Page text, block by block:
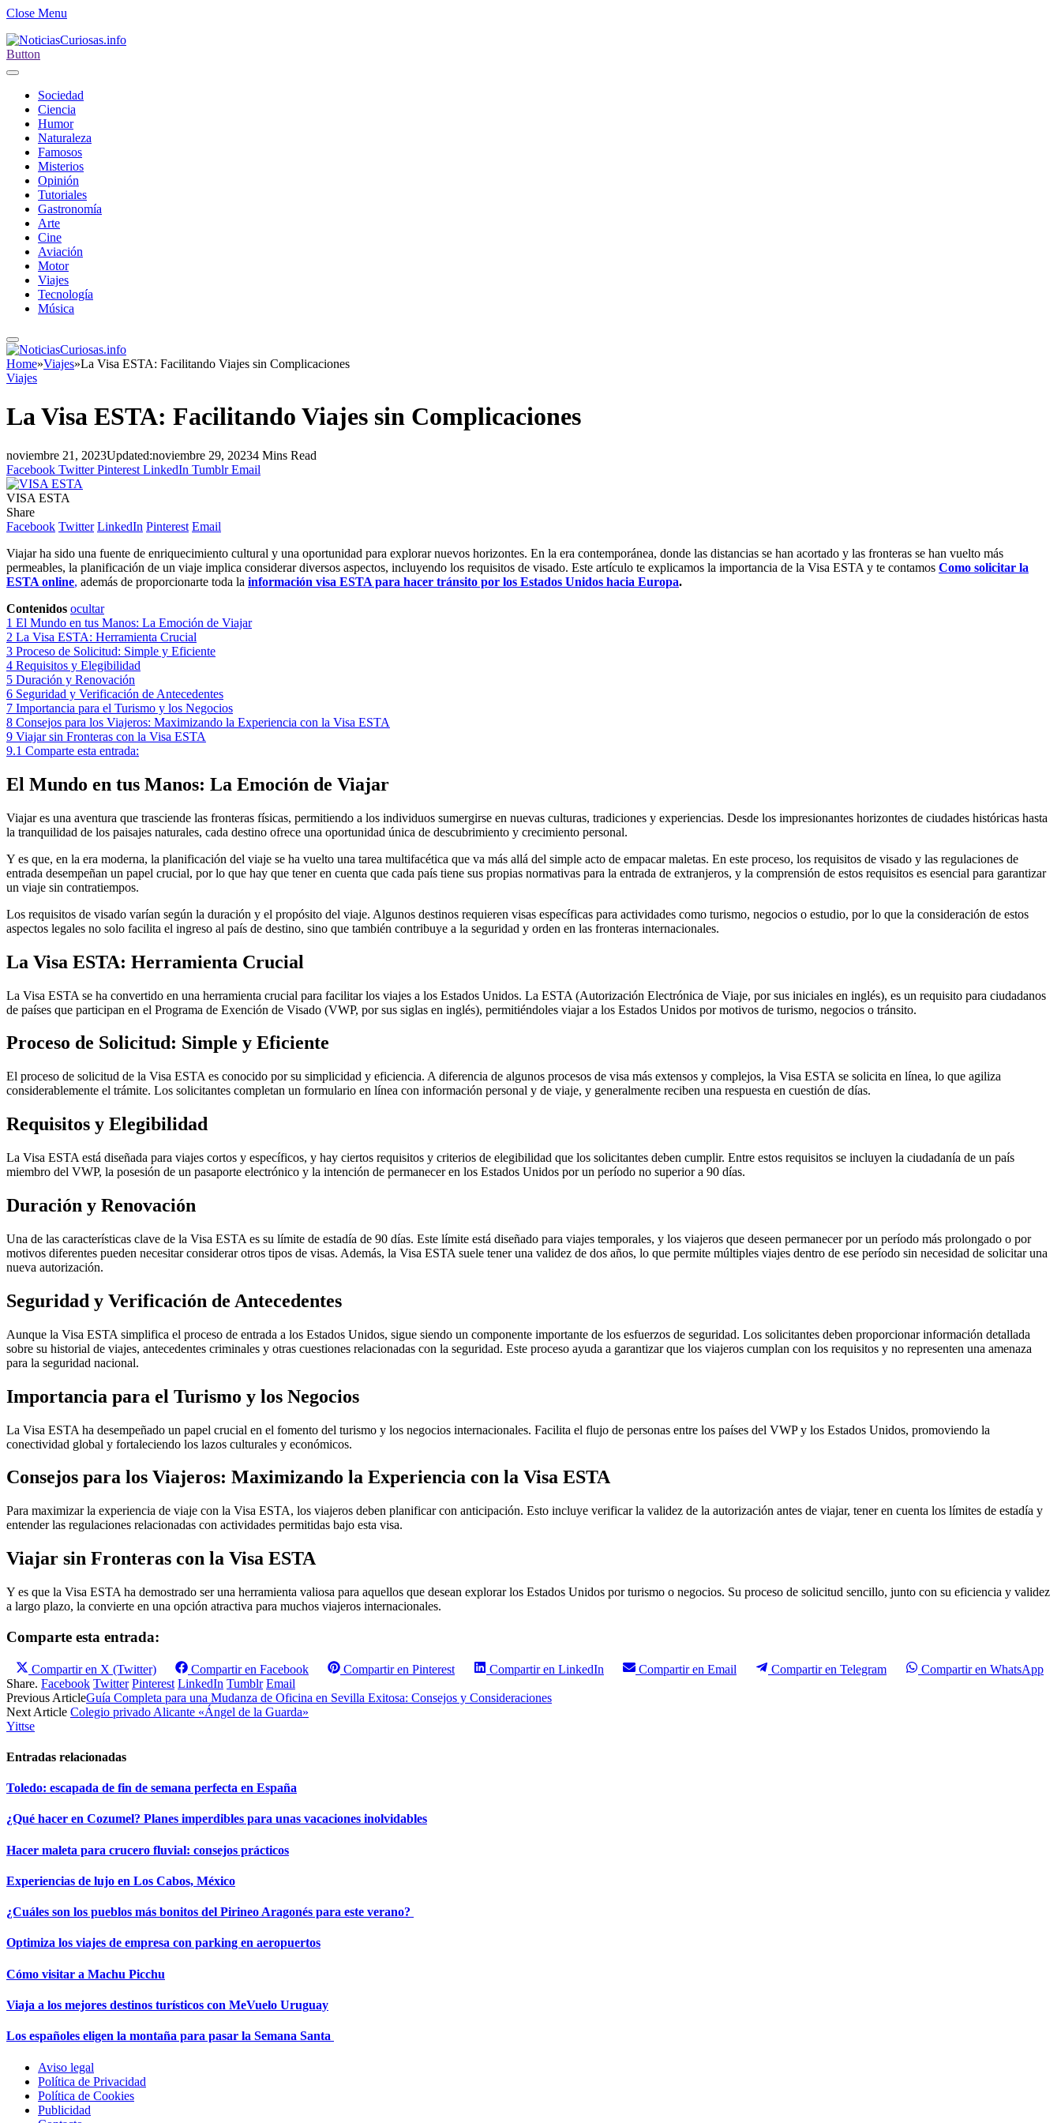
Close Menu
Button
Sociedad
Ciencia
Humor
Naturaleza
Famosos
Misterios
Opinión
Tutoriales
Gastronomía
Arte
Cine
Aviación
Motor
Viajes
Tecnología
Música
Home»Viajes»La Visa ESTA: Facilitando Viajes sin Complicaciones
Viajes
La Visa ESTA: Facilitando Viajes sin Complicaciones
noviembre 21, 2023Updated:noviembre 29, 20234 Mins Read
Facebook Twitter Pinterest LinkedIn Tumblr Email
VISA ESTA
Share
Facebook Twitter LinkedIn Pinterest Email
Viajar ha sido una fuente de enriquecimiento cultural y una oportunidad para explorar nuevos horizontes. En la era contemporánea, donde las distancias se han acortado y las fronteras se han vuelto más
permeables, la planificación de un viaje implica considerar diversos aspectos, incluyendo los requisitos de visado. Este artículo te explicamos la importancia de la Visa ESTA y te contamos Como solicitar la
ESTA online, además de proporcionarte toda la información visa ESTA para hacer tránsito por los Estados Unidos hacia Europa.
Contenidos ocultar
1 El Mundo en tus Manos: La Emoción de Viajar
2 La Visa ESTA: Herramienta Crucial
3 Proceso de Solicitud: Simple y Eficiente
4 Requisitos y Elegibilidad
5 Duración y Renovación
6 Seguridad y Verificación de Antecedentes
7 Importancia para el Turismo y los Negocios
8 Consejos para los Viajeros: Maximizando la Experiencia con la Visa ESTA
9 Viajar sin Fronteras con la Visa ESTA
9.1 Comparte esta entrada:
El Mundo en tus Manos: La Emoción de Viajar
Viajar es una aventura que trasciende las fronteras físicas, permitiendo a los individuos sumergirse en nuevas culturas, tradiciones y experiencias. Desde los impresionantes horizontes de ciudades históricas hasta
la tranquilidad de los paisajes naturales, cada destino ofrece una oportunidad única de descubrimiento y crecimiento personal.
Y es que, en la era moderna, la planificación del viaje se ha vuelto una tarea multifacética que va más allá del simple acto de empacar maletas. En este proceso, los requisitos de visado y las regulaciones de
entrada desempeñan un papel crucial, por lo que hay que tener en cuenta que cada país tiene sus propias normativas para la entrada de extranjeros, y la comprensión de estos requisitos es esencial para garantizar
un viaje sin contratiempos.
Los requisitos de visado varían según la duración y el propósito del viaje. Algunos destinos requieren visas específicas para actividades como turismo, negocios o estudio, por lo que la consideración de estos
aspectos legales no solo facilita el ingreso al país de destino, sino que también contribuye a la seguridad y orden en las fronteras internacionales.
La Visa ESTA: Herramienta Crucial
La Visa ESTA se ha convertido en una herramienta crucial para facilitar los viajes a los Estados Unidos. La ESTA (Autorización Electrónica de Viaje, por sus iniciales en inglés), es un requisito para ciudadanos
de países que participan en el Programa de Exención de Visado (VWP, por sus siglas en inglés), permitiéndoles viajar a los Estados Unidos por motivos de turismo, negocios o tránsito.
Proceso de Solicitud: Simple y Eficiente
El proceso de solicitud de la Visa ESTA es conocido por su simplicidad y eficiencia. A diferencia de algunos procesos de visa más extensos y complejos, la Visa ESTA se solicita en línea, lo que agiliza
considerablemente el trámite. Los solicitantes completan un formulario en línea con información personal y de viaje, y generalmente reciben una respuesta en cuestión de días.
Requisitos y Elegibilidad
La Visa ESTA está diseñada para viajes cortos y específicos, y hay ciertos requisitos y criterios de elegibilidad que los solicitantes deben cumplir. Entre estos requisitos se incluyen la ciudadanía de un país
miembro del VWP, la posesión de un pasaporte electrónico y la intención de permanecer en los Estados Unidos por un período no superior a 90 días.
Duración y Renovación
Una de las características clave de la Visa ESTA es su límite de estadía de 90 días. Este límite está diseñado para viajes temporales, y los viajeros que deseen permanecer por un período más prolongado o por
motivos diferentes pueden necesitar considerar otros tipos de visas. Además, la Visa ESTA suele tener una validez de dos años, lo que permite múltiples viajes dentro de ese período sin necesidad de solicitar una
nueva autorización.
Seguridad y Verificación de Antecedentes
Aunque la Visa ESTA simplifica el proceso de entrada a los Estados Unidos, sigue siendo un componente importante de los esfuerzos de seguridad. Los solicitantes deben proporcionar información detallada
sobre su historial de viajes, antecedentes criminales y otras cuestiones relacionadas con la seguridad. Este proceso ayuda a garantizar que los viajeros cumplan con los requisitos y no representen una amenaza
para la seguridad nacional.
Importancia para el Turismo y los Negocios
La Visa ESTA ha desempeñado un papel crucial en el fomento del turismo y los negocios internacionales. Facilita el flujo de personas entre los países del VWP y los Estados Unidos, promoviendo la
conectividad global y fortaleciendo los lazos culturales y económicos.
Consejos para los Viajeros: Maximizando la Experiencia con la Visa ESTA
Para maximizar la experiencia de viaje con la Visa ESTA, los viajeros deben planificar con anticipación. Esto incluye verificar la validez de la autorización antes de viajar, tener en cuenta los límites de estadía y
entender las regulaciones relacionadas con actividades permitidas bajo esta visa.
Viajar sin Fronteras con la Visa ESTA
Y es que la Visa ESTA ha demostrado ser una herramienta valiosa para aquellos que desean explorar los Estados Unidos por turismo o negocios. Su proceso de solicitud sencillo, junto con su eficiencia y validez
a largo plazo, la convierte en una opción atractiva para muchos viajeros internacionales.
Comparte esta entrada:
Compartir en X (Twitter) Compartir en Facebook Compartir en Pinterest Compartir en LinkedIn Compartir en Email Compartir en Telegram Compartir en WhatsApp
Share. Facebook Twitter Pinterest LinkedIn Tumblr Email
Previous ArticleGuía Completa para una Mudanza de Oficina en Sevilla Exitosa: Consejos y Consideraciones
Next Article Colegio privado Alicante «Ángel de la Guarda»
Yittse
Entradas relacionadas
Toledo: escapada de fin de semana perfecta en España
¿Qué hacer en Cozumel? Planes imperdibles para unas vacaciones inolvidables
Hacer maleta para crucero fluvial: consejos prácticos
Experiencias de lujo en Los Cabos, México
¿Cuáles son los pueblos más bonitos del Pirineo Aragonés para este verano?
Optimiza los viajes de empresa con parking en aeropuertos
Cómo visitar a Machu Picchu
Viaja a los mejores destinos turísticos con MeVuelo Uruguay
Los españoles eligen la montaña para pasar la Semana Santa
Aviso legal
Política de Privacidad
Política de Cookies
Publicidad